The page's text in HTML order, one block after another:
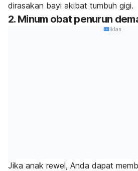
dirasakan bayi akibat tumbuh gigi.
2. Minum obat penurun
Iklan
Jika anak rewel, Anda dapat